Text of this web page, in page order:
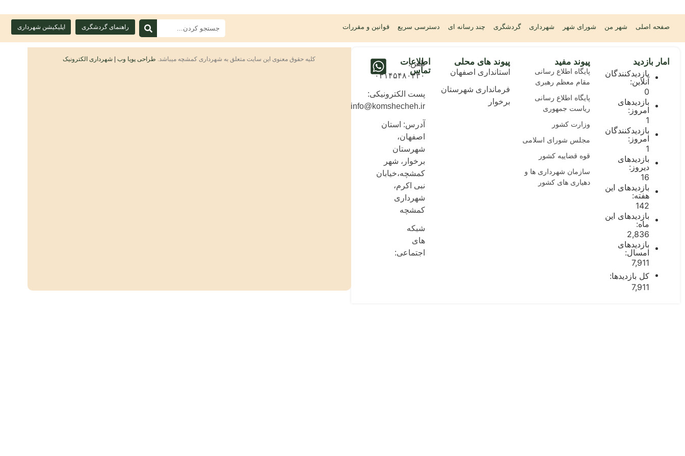
صفحه اصلی شهر من شورای شهر شهرداری گردشگری چند رسانه ای دسترسی سریع قوانین و مقررات راهنمای گردشگری اپلیکیشن شهرداری
امار بازدید
بازدیدکنندگان
آنلاین:
0
بازدیدهای
امروز:
1
بازدیدکنندگان
امروز:
1
بازدیدهای
دیروز:
16
بازدیدهای این
هفته:
142
بازدیدهای این
ماه:
2,836
بازدیدهای
امسال:
7,911
کل بازدیدها:
7,911
پیوند مفید
پایگاه اطلاع رسانی
مقام معظم رهبری
پایگاه اطلاع رسانی
ریاست جمهوری
وزارت کشور
مجلس شورای اسلامی
قوه قضاییه کشور
سازمان شهرداری ها و
دهیاری های کشور
پیوند های محلی
استانداری اصفهان
فرمانداری شهرستان
برخوار
اطلاعات
تماس
تلفن:
۰۳۱۴۵۴۸۰۴۳۰
پست الکترونیکی:
info@komshecheh.ir
آدرس: استان
اصفهان،
شهرستان
برخوار، شهر
کمشچه،خیابان
نبی اکرم،
شهرداری
کمشچه
شبکه
های
اجتماعی:
کلیه حقوق معنوی این سایت متعلق به شهرداری کمشچه میباشد. طراحی پویا وب شهرداری الکترونیک